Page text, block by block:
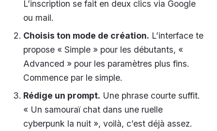
L’inscription se fait en deux clics via Google
ou mail.
Choisis ton mode de création. L’interface te
propose « Simple » pour les débutants, «
Advanced » pour les paramètres plus fins.
Commence par le simple.
Rédige un prompt. Une phrase courte suffit.
« Un samouraï chat dans une ruelle
cyberpunk la nuit », voilà, c’est déjà assez.